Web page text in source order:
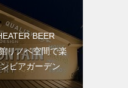
BEER
リノベ空間で楽
ビアガーデン